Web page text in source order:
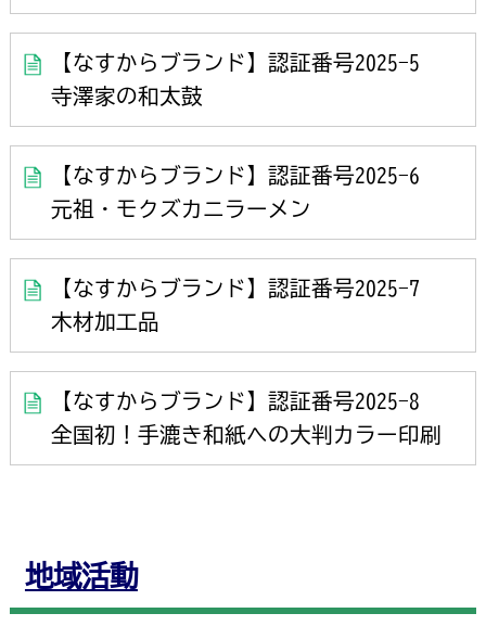
【なすからブランド】認証番号2025-5
寺澤家の和太鼓
【なすからブランド】認証番号2025-6
元祖・モクズカニラーメン
【なすからブランド】認証番号2025-7
木材加工品
【なすからブランド】認証番号2025-8
全国初！手漉き和紙への大判カラー印刷
地域活動